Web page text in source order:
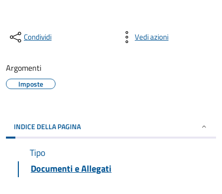
Condividi Vedi azioni
Argomenti
Imposte
INDICE DELLA PAGINA
Tipo
Documenti e Allegati